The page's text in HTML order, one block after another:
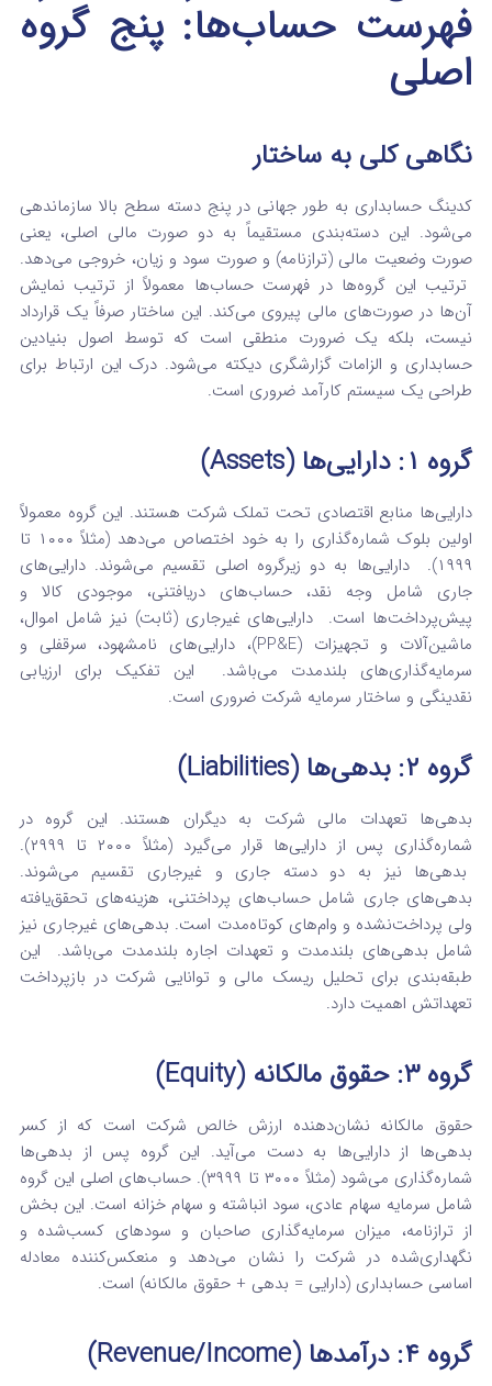
فهرست حساب‌ها: پنج گروه
اصلی
نگاهی کلی به ساختار
کدینگ حسابداری به طور جهانی در پنج دسته سطح بالا سازماندهی
می‌شود. این دسته‌بندی مستقیماً به دو صورت مالی اصلی، یعنی
صورت وضعیت مالی (ترازنامه) و صورت سود و زیان، خروجی می‌دهد.
ترتیب این گروه‌ها در فهرست حساب‌ها معمولاً از ترتیب نمایش
آن‌ها در صورت‌های مالی پیروی می‌کند. این ساختار صرفاً یک قرارداد
نیست، بلکه یک ضرورت منطقی است که توسط اصول بنیادین
حسابداری و الزامات گزارشگری دیکته می‌شود. درک این ارتباط برای
طراحی یک سیستم کارآمد ضروری است.
گروه ۱: دارایی‌ها (Assets)
دارایی‌ها منابع اقتصادی تحت تملک شرکت هستند. این گروه معمولاً
اولین بلوک شماره‌گذاری را به خود اختصاص می‌دهد (مثلاً ۱۰۰۰ تا
۱۹۹۹).
دارایی‌ها به دو زیرگروه اصلی تقسیم می‌شوند. دارایی‌های
جاری شامل وجه نقد، حساب‌های دریافتنی، موجودی کالا و
پیش‌پرداخت‌ها است.
دارایی‌های غیرجاری (ثابت) نیز شامل اموال،
ماشین‌آلات و تجهیزات (PP&E)، دارایی‌های نامشهود، سرقفلی و
سرمایه‌گذاری‌های بلندمدت می‌باشد.
این تفکیک برای ارزیابی
نقدینگی و ساختار سرمایه شرکت ضروری است.
گروه ۲: بدهی‌ها (Liabilities)
بدهی‌ها تعهدات مالی شرکت به دیگران هستند. این گروه در
شماره‌گذاری پس از دارایی‌ها قرار می‌گیرد (مثلاً ۲۰۰۰ تا ۲۹۹۹).
بدهی‌ها نیز به دو دسته جاری و غیرجاری تقسیم می‌شوند.
بدهی‌های جاری شامل حساب‌های پرداختنی، هزینه‌های تحقق‌یافته
ولی پرداخت‌نشده و وام‌های کوتاه‌مدت است. بدهی‌های غیرجاری نیز
شامل بدهی‌های بلندمدت و تعهدات اجاره بلندمدت می‌باشد.
این
طبقه‌بندی برای تحلیل ریسک مالی و توانایی شرکت در بازپرداخت
تعهداتش اهمیت دارد.
گروه ۳: حقوق مالکانه (Equity)
حقوق مالکانه نشان‌دهنده ارزش خالص شرکت است که از کسر
بدهی‌ها از دارایی‌ها به دست می‌آید. این گروه پس از بدهی‌ها
شماره‌گذاری می‌شود (مثلاً ۳۰۰۰ تا ۳۹۹۹).
حساب‌های اصلی این گروه
شامل سرمایه سهام عادی، سود انباشته و سهام خزانه است. این بخش
از ترازنامه، میزان سرمایه‌گذاری صاحبان و سودهای کسب‌شده و
نگهداری‌شده در شرکت را نشان می‌دهد و منعکس‌کننده معادله
اساسی حسابداری (دارایی = بدهی + حقوق مالکانه) است.
گروه ۴: درآمدها (Revenue/Income)